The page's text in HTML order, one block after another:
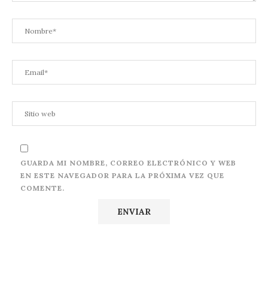
GUARDA MI NOMBRE, CORREO ELECTRÓNICO Y WEB
EN ESTE NAVEGADOR PARA LA PRÓXIMA VEZ QUE
COMENTE.